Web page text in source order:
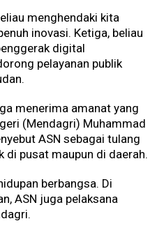
menghendaki kita
inovasi. Ketiga, beliau
digital
pelayanan publik
menerima amanat yang
(Mendagri) Muhammad
ASN sebagai tulang
di pusat maupun di daerah.
berbangsa. Di
ASN juga pelaksana